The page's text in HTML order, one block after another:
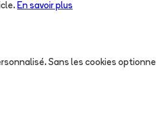
En savoir plus
Sans les cookies